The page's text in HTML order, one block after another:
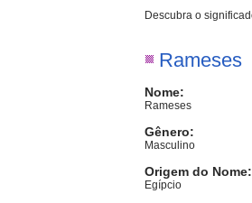
Descubra o
Rameses
Nome:
Rameses
Gênero:
Masculino
Origem do Nome:
Egípcio